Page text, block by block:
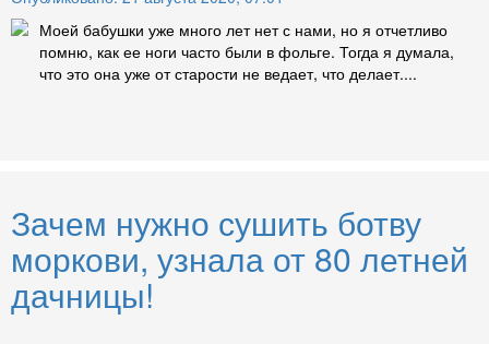
Моей бабушки уже много лет нет с нами, но я отчетливо
помню, как ее ноги часто были в фольге. Тогда я думала,
что это она уже от старости не ведает, что делает....
Зачем нужно сушить ботву
моркови, узнала от 80 летней
дачницы!